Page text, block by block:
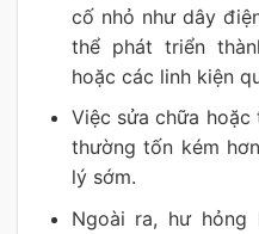
cố nhỏ như dây
thể phát triển
hoặc các linh kiện
Việc sửa chữa
thường tốn kém
lý sớm.
Ngoài ra, hư